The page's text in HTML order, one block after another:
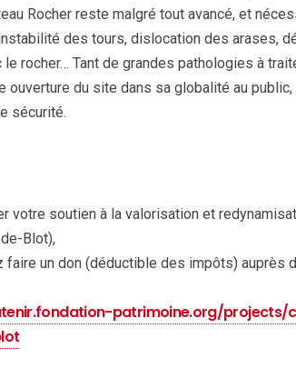
Rocher reste malgré tout avancé, et
des tours, dislocation des arases,
le rocher… Tant de grandes pathologies à
ouverture du site dans sa globalité au
sécurité.
votre soutien à la valorisation et
Blot),
faire un don (déductible des impôts) auprès
patrimoine.org/